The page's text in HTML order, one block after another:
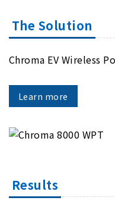
The Solution
Chroma EV Wireless
Learn more
Results